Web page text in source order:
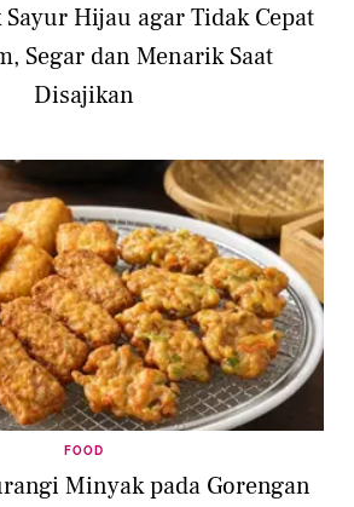
Hijau agar Tidak Cepat
Segar dan Menarik Saat
Disajikan
FOOD
Minyak pada Gorengan